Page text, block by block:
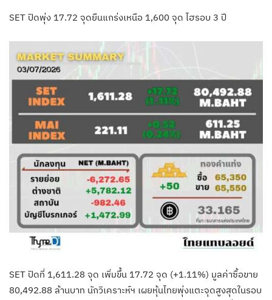
SET ปิดพุ่ง 17.72 จุดยืนแกร่งเหนือ 1,600 จุด ไฮรอบ 3 ปี
SET ปิดที่ 1,611.28 จุด เพิ่มขึ้น 17.72 จุด (+1.11%) มูลค่าซื้อขาย
80,492.88 ล้านบาท นักวิเคราะห์ฯ เผยหุ้นไทยพุ่งแตะจุดสูงสุดในรอบ